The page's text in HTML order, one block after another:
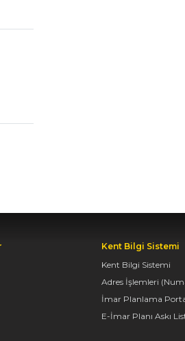
Kent Bilgi Sistemi
Kent Bilgi Sistemi
Adres İşlemleri
İmar Planlama
E-İmar Planı Askı